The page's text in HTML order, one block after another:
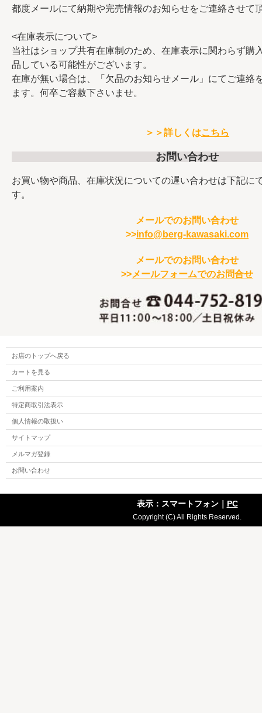
都度メールにて納期や完売情報のお知らせをご連絡させて
<在庫表示について>
当社はショップ共有在庫制のため、在庫表示に関わらず購
品している可能性がございます。
在庫が無い場合は、「欠品のお知らせメール」にてご連絡
ます。何卒ご容赦下さいませ。
＞＞詳しくはこちら
お問い合わせ
お買い物や商品、在庫状況についての遅い合わせは下記に
す。
メールでのお問い合わせ
>>info@berg-kawasaki.com
メールでのお問い合わせ
>>メールフォームでのお問合せ
お店のトップへ戻る
カートを見る
ご利用案内
特定商取引法表示
個人情報の取扱い
サイトマップ
メルマガ登録
お問い合わせ
表示：スマートフォン｜ PC
Copyright (C) All Rights Reserved.